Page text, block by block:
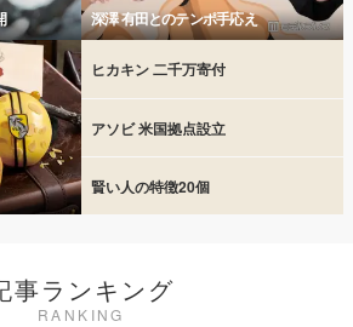
深澤 有田とのテンポ手応え
ヒカキン 二千万寄付
アソビ 米国拠点設立
賢い人の特徴20個
事ランキング
RANKING